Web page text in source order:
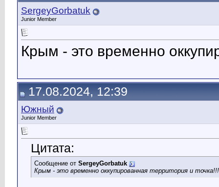
SergeyGorbatuk
Junior Member
Крым - это временно
17.08.2024, 12:39
Южный
Junior Member
Цитата:
Сообщение от SergeyGorbatuk
Крым - это временно оккупированная территория и точка!!!